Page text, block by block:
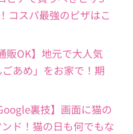
コスパ最強のピザはこ
販OK】地元で大人気
ごあめ」をお家で！期
裏技】画面に猫の
ド！猫の日も何でもな